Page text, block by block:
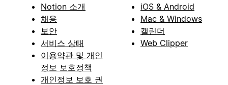
Notion 소개
채용
보안
서비스 상태
이용약관 및 개인
정보 보호정책
개인정보 보호 권
iOS & Android
Mac & Windows
캘린더
Web Clipper